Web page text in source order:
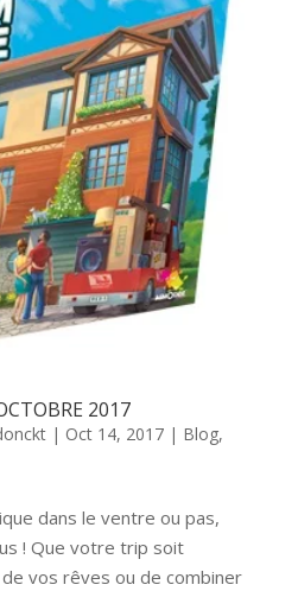
2017
| Oct 14, 2017| Blog,
dans le ventre ou pas,
! Que votre trip soit
de vos rêves ou de combiner